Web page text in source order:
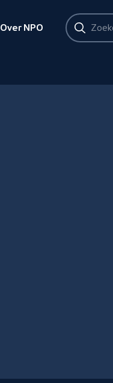
Over NPO
Zoeken
Zoeken